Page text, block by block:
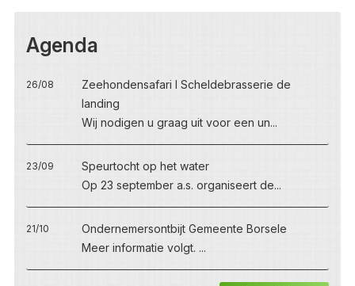
Agenda
26/08
Zeehondensafari I Scheldebrasserie de
landing
Wij nodigen u graag uit voor een un...
23/09
Speurtocht op het water
Op 23 september a.s. organiseert de...
21/10
Ondernemersontbijt Gemeente Borsele
Meer informatie volgt. ...